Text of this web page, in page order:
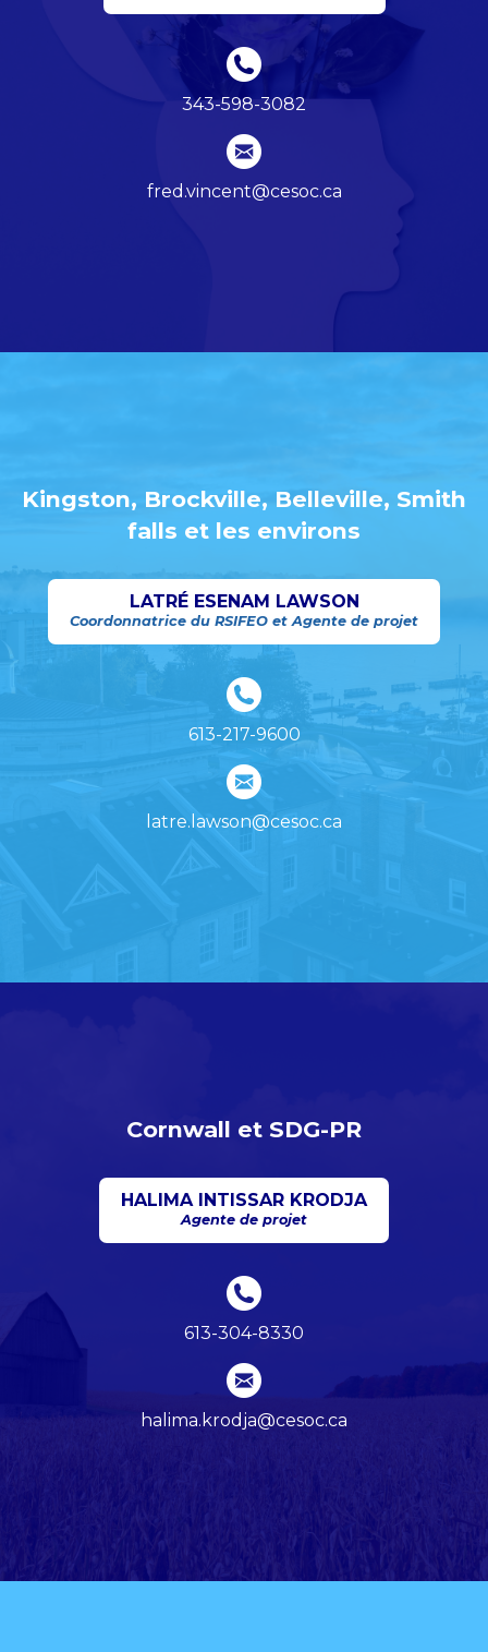
343-598-3082
fred.vincent@cesoc.ca
Kingston, Brockville, Belleville, Smith
falls et les environs
LATRÉ ESENAM LAWSON
Coordonnatrice du RSIFEO et Agente de projet
613-217-9600
latre.lawson@cesoc.ca
Cornwall et SDG-PR
HALIMA INTISSAR KRODJA
Agente de projet
613-304-8330
halima.krodja@cesoc.ca